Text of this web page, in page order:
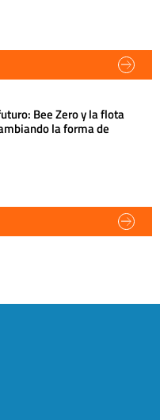
Bee Zero y la flota
la forma de